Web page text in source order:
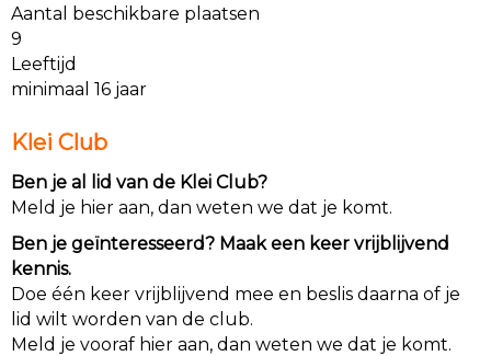
Aantal beschikbare plaatsen
9
Leeftijd
minimaal 16 jaar
Klei Club
Ben je al lid van de Klei Club?
Meld je hier aan, dan weten we dat je komt.
Ben je geïnteresseerd? Maak een keer vrijblijvend
kennis.
Doe één keer vrijblijvend mee en beslis daarna of je
lid wilt worden van de club.
Meld je vooraf hier aan, dan weten we dat je komt.